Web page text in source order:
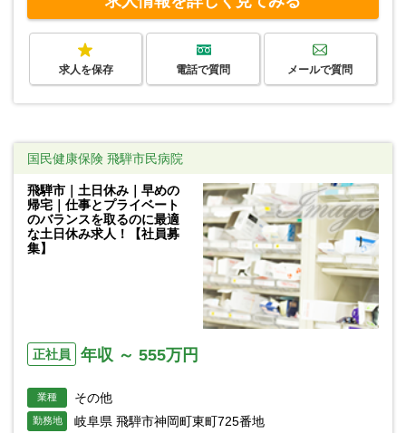
求人を保存 電話で質問 メールで質問
国民健康保険 飛騨市民病院
飛騨市｜土日休み｜早めの
帰宅｜仕事とプライベート
のバランスを取るのに最適
な土日休み求人！【社員募
集】
正社員 年収 ～ 555万円
業種 その他
勤務地 岐阜県 飛騨市神岡町東町725番地